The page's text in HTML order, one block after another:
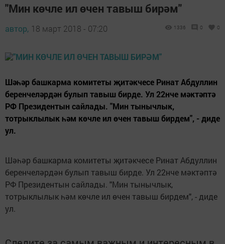
"Мин көчле ил өчен тавыш бирәм"
автор, 18 март 2018 - 07:20 1336 0 0
Шәһәр башкарма комитеты җитәкчесе Ринат Абдуллин
беренчеләрдән булып тавыш бирде. Ул 22нче мәктәптә
РФ Президентын сайлады. "Мин тынычлык,
тотрыклылык һәм көчле ил өчен тавыш бирдем", - диде
ул.
Шәһәр башкарма комитеты җитәкчесе Ринат Абдуллин
беренчеләрдән булып тавыш бирде. Ул 22нче мәктәптә
РФ Президентын сайлады. "Мин тынычлык,
тотрыклылык һәм көчле ил өчен тавыш бирдем", - диде
ул.